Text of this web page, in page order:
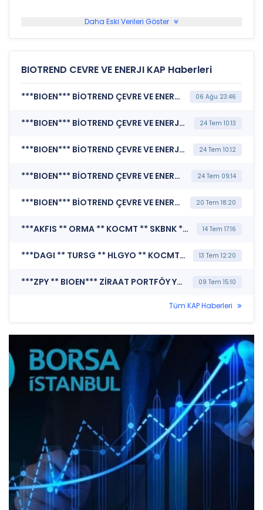
Daha Eski Verileri Göster
BIOTREND CEVRE VE ENERJI KAP Haberleri
***BIOEN*** BİOTREND ÇEVRE VE ENERJİ YATIRIMLARI A.Ş. (TSRS Uyumlu Sürdürülebilirlik Raporu) 06 Ağu 23:46
***BIOEN*** BİOTREND ÇEVRE VE ENERJİ YATIRIMLARI A.Ş. (Şirket Genel Bilgi Formu) 24 Tem 10:13
***BIOEN*** BİOTREND ÇEVRE VE ENERJİ YATIRIMLARI A.Ş. (Kurumsal Yönetim Bilgi Formu (Güncelleme) - Yönetim Kurulu-2) 24 Tem 10:12
***BIOEN*** BİOTREND ÇEVRE VE ENERJİ YATIRIMLARI A.Ş. (Özel Durum Açıklaması (Genel)) 24 Tem 09:14
***BIOEN*** BİOTREND ÇEVRE VE ENERJİ YATIRIMLARI A.Ş. (Özel Durum Açıklaması (Genel)) 20 Tem 18:20
***AKFIS ** ORMA ** KOCMT ** SKBNK ** BIOEN ** ENDAE*** MERKEZİ KAYIT KURULUŞU A.Ş. (Borsada İşlem Gören Tipe Dönüşüm Duyurusu) 14 Tem 17:16
***DAGI ** TURSG ** HLGYO ** KOCMT ** ALBRK ** TCELL ** SEKFK ** CEMAS ** SISE ** TSPOR ** VAKFN ** SKBNK ** BIOEN ** DENGE ** IHLGM ** GSDDE ** BETAE ** GRNYO ** SANEL ** SELVA ** VKGYO ** EKGYO ** VERTU ** KAREL ** KUVVA ** IEYHO ** PRZMA ** ARMGD ** EUYO ** GENTS ** DOFRB ** KARSN ** ISFIN ** BRKO ** HRKET ** NTHOL ** OZYSR ** TTKOM ** KZBGY ** USAK ** SRVGY ** BFREN ** BAGFS ** TEKTU*** MERKEZİ KAYIT KURULUŞU A.Ş. (SPK İşlem Yasağı Nedeniyle Pay Duyurusu) 13 Tem 12:20
***ZPY ** BIOEN*** ZİRAAT PORTFÖY YÖNETİMİ A.Ş. (Pay Alım Satım Bildirimi) 09 Tem 15:10
Tüm KAP Haberleri